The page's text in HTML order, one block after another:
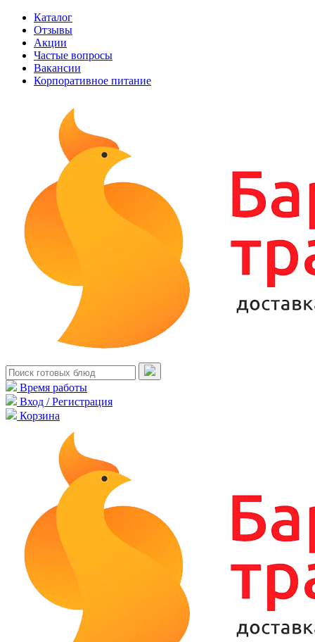
Каталог
Отзывы
Акции
Частые вопросы
Вакансии
Корпоративное питание
Время работы
Вход / Регистрация
Корзина